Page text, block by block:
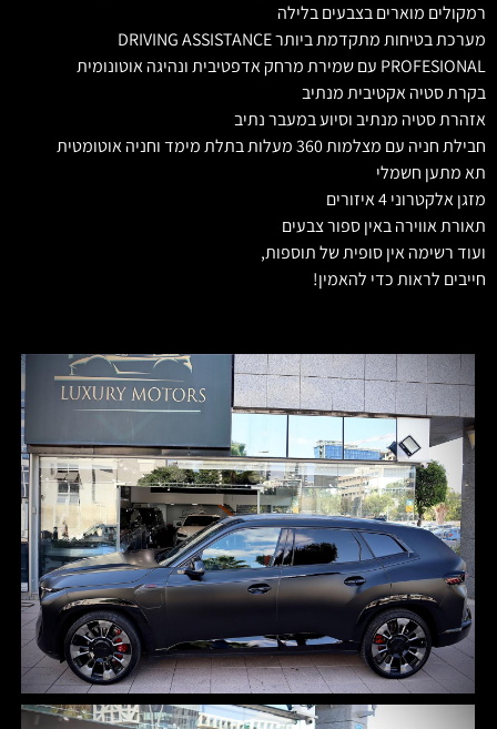
רמקולים מוארים בצבעים בלילה
מערכת בטיחות מתקדמת ביותר DRIVING ASSISTANCE
PROFESIONAL עם שמירת מרחק אדפטיבית ונהיגה אוטונומית
בקרת סטיה אקטיבית מנתיב
אזהרת סטיה מנתיב וסיוע במעבר נתיב
חבילת חניה עם מצלמות 360 מעלות בתלת מימד וחניה אוטומטית
תא מתען חשמלי
מזגן אלקטרוני 4 איזורים
תאורת אווירה באין ספור צבעים
ועוד רשימה אין סופית של תוספות,
חייבים לראות כדי להאמין!